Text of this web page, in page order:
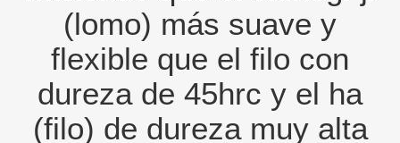
(lomo) más suave y
flexible que el filo con
dureza de 45hrc y el ha
(filo) de dureza muy alta